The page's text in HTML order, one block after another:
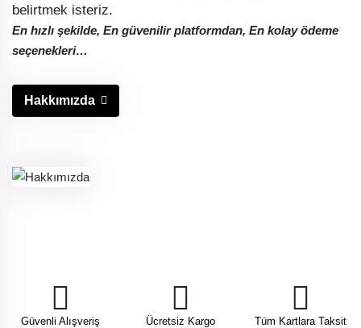
belirtmek isteriz.
En hızlı şekilde, En güvenilir platformdan, En kolay ödeme
seçenekleri…
Hakkımızda
Güvenli Alışveriş Ücretsiz Kargo Tüm Kartlara Taksit